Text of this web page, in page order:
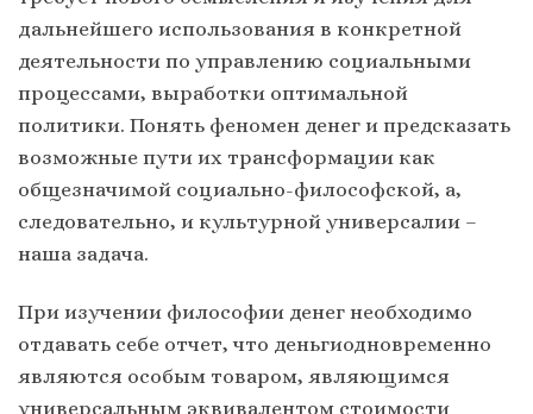
дальнейшего использования в конкретной
деятельности по управлению социальными
процессами, выработки оптимальной
политики. Понять феномен денег и предсказать
возможные пути их трансформации как
общезначимой социально-философской, а,
следовательно, и культурной универсалии –
наша задача.
При изучении философии денег необходимо
отдавать себе отчет, что деньгиодновременно
являются особым товаром, являющимся
универсальным эквивалентом стоимости